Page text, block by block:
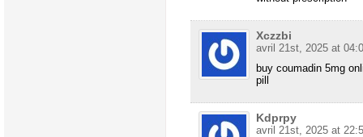
Xczzbi
avril 21st, 2025 at
buy coumadin 5mg
pill
Kdprpy
avril 21st, 2025 at